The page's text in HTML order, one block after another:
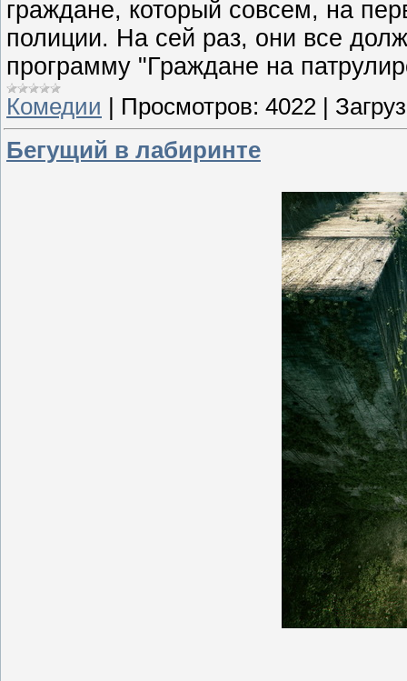
граждане, который совсем, на
полиции. На сей раз, они все
программу "Граждане на
Комедии Просмотров: 4022
Бегущий в лабиринте